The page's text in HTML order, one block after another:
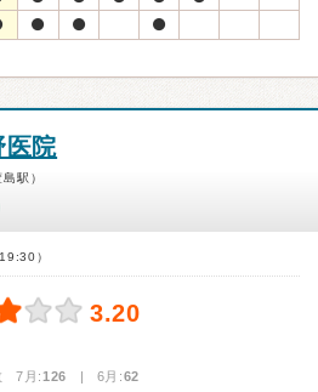
医院
駅）
）
3.20
7月:126 | 6月:62